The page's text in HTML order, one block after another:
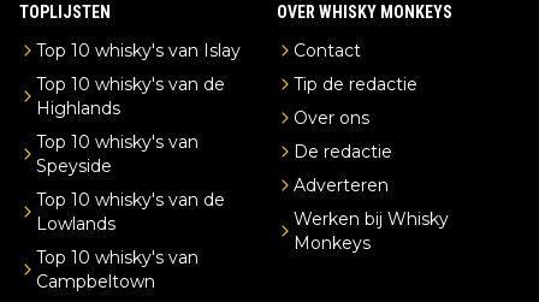
TOPLIJSTEN
Top 10 whisky's van Islay
Top 10 whisky's van de
Highlands
Top 10 whisky's van
Speyside
Top 10 whisky's van de
Lowlands
Top 10 whisky's van
Campbeltown
OVER WHISKY MONKEYS
Contact
Tip de redactie
Over ons
De redactie
Adverteren
Werken bij Whisky
Monkeys